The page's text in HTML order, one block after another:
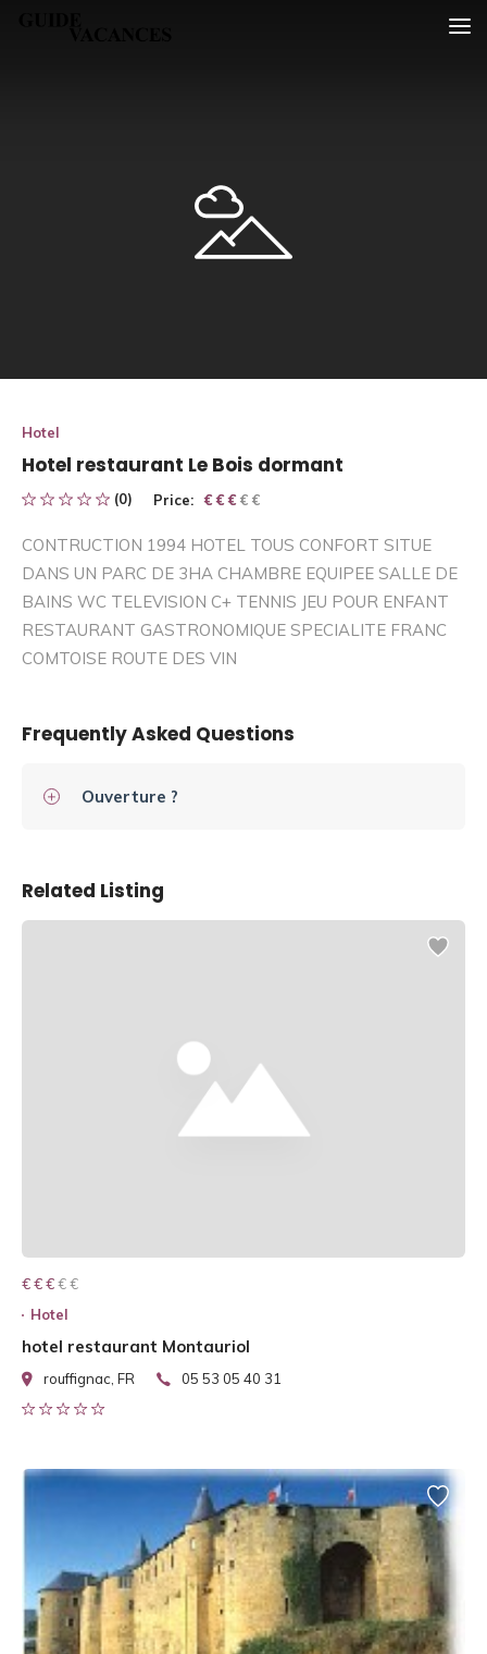
Hotel
Hotel restaurant Le Bois dormant
(0) Price: € € € € €
€ € €
CONTRUCTION 1994 HOTEL TOUS CONFORT SITUE
DANS UN PARC DE 3HA CHAMBRE EQUIPEE SALLE DE
BAINS WC TELEVISION C+ TENNIS JEU POUR ENFANT
RESTAURANT GASTRONOMIQUE SPECIALITE FRANC
COMTOISE ROUTE DES VIN
Frequently Asked Questions
Ouverture ?
Related Listing
€ € € € €
€ € €
Hotel
hotel restaurant Montauriol
rouffignac, FR 05 53 05 40 31